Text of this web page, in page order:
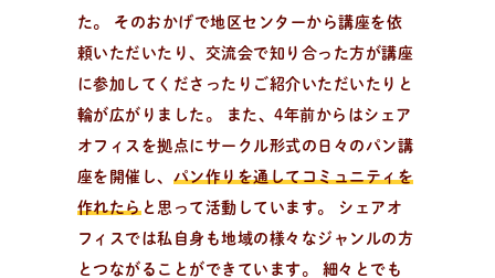
た。 そのおかげで地区センターから講座を依
頼いただいたり、交流会で知り合った方が講座
に参加してくださったりご紹介いただいたりと
輪が広がりました。 また、4年前からはシェア
オフィスを拠点にサークル形式の日々のパン講
座を開催し、 パン作りを通してコミュニティを
作れたらと思って活動しています。 シェアオ
フィスでは私自身も地域の様々なジャンルの方
とつながることができています。 細々とでも